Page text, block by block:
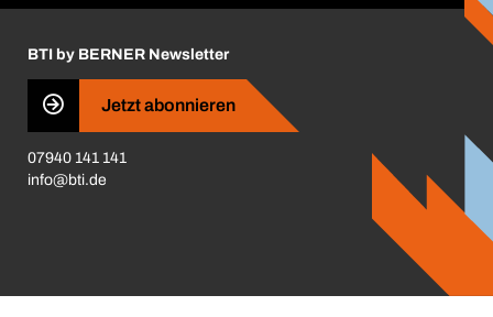
Insektenschutzplaner
Haftungsausschluss
Qualitätsmanagement
Zertifikate
CVV-Liste
BTI by BERNER Newsletter
Jetzt abonnieren
07940 141 141
info@bti.de